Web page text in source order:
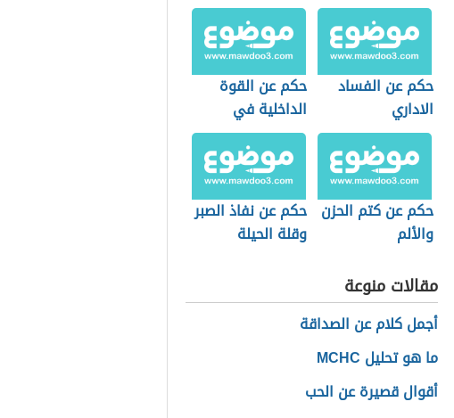
حكم عن الفساد
الاداري
حكم عن القوة
الداخلية في
الإنسان
حكم عن كتم الحزن
والألم
حكم عن نفاذ الصبر
وقلة الحيلة
مقالات منوعة
أجمل كلام عن الصداقة
ما هو تحليل MCHC
أقوال قصيرة عن الحب